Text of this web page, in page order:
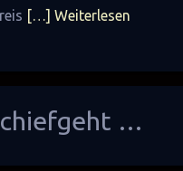
[…] Weiterlesen
…